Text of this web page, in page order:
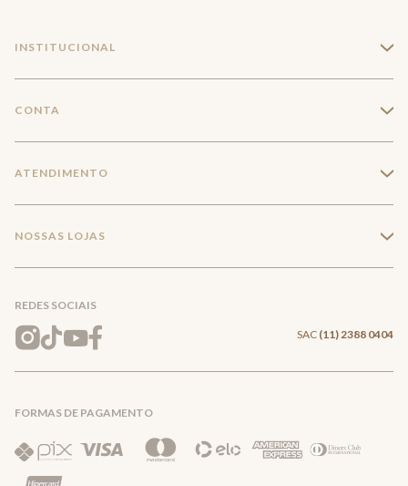
INSTITUCIONAL +
Trabalhe conosco
Mapa do Site
CONTA +
Meus pedidos
Wishlist
ATENDIMENTO +
Entrega e Frete
Trocas e Devoluções
Política de Privacidade
NOSSAS LOJAS +
REDES SOCIAIS
SAC (11) 2388 0404
FORMAS DE PAGAMENTO